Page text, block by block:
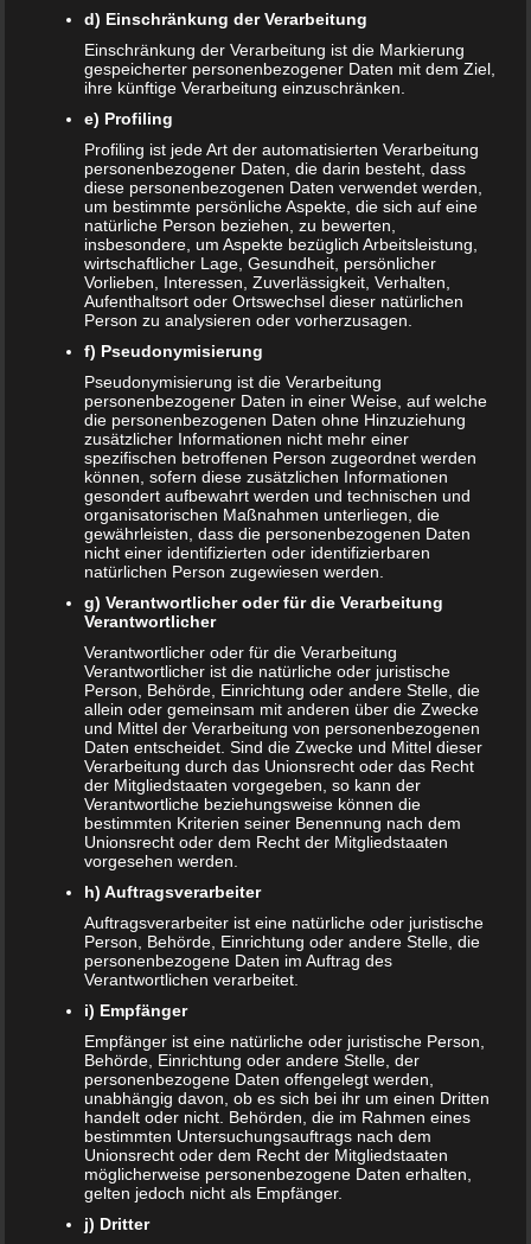
Schwangerschaft – ein kurzer Überblick
7. MAI 2024
Mit einem wachsenden Bauch und einem Herzen voller
Vorfreude beginnt deine Reise durch die faszinierende
Welt der Schwangerschaft. Doch was genau erwartet dich
und vor…
WEITERLESEN...
Schwangerschaft: 1. Trimester
6. MAI 2024
Mit einem winzigen Samenkorn beginnt das große
Abenteuer deiner Schwangerschaft im 1. Trimester. Dein
Körper und dein Baby entwickeln sich in diesen
spannenden Wochen rasant…
d) Einschränkung der Verarbeitung
Einschränkung der Verarbeitung ist die Markierung
gespeicherter personenbezogener Daten mit dem Ziel,
ihre künftige Verarbeitung einzuschränken.
e) Profiling
Profiling ist jede Art der automatisierten Verarbeitung
personenbezogener Daten, die darin besteht, dass
diese personenbezogenen Daten verwendet werden,
um bestimmte persönliche Aspekte, die sich auf eine
natürliche Person beziehen, zu bewerten,
insbesondere, um Aspekte bezüglich Arbeitsleistung,
wirtschaftlicher Lage, Gesundheit, persönlicher
Vorlieben, Interessen, Zuverlässigkeit, Verhalten,
Aufenthaltsort oder Ortswechsel dieser natürlichen
Person zu analysieren oder vorherzusagen.
f) Pseudonymisierung
Pseudonymisierung ist die Verarbeitung
personenbezogener Daten in einer Weise, auf welche
die personenbezogenen Daten ohne Hinzuziehung
zusätzlicher Informationen nicht mehr einer
spezifischen betroffenen Person zugeordnet werden
können, sofern diese zusätzlichen Informationen
gesondert aufbewahrt werden und technischen und
organisatorischen Maßnahmen unterliegen, die
gewährleisten, dass die personenbezogenen Daten
nicht einer identifizierten oder identifizierbaren
natürlichen Person zugewiesen werden.
g) Verantwortlicher oder für die Verarbeitung
Verantwortlicher
Verantwortlicher oder für die Verarbeitung
Verantwortlicher ist die natürliche oder juristische
Person, Behörde, Einrichtung oder andere Stelle, die
allein oder gemeinsam mit anderen über die Zwecke
und Mittel der Verarbeitung von personenbezogenen
Daten entscheidet. Sind die Zwecke und Mittel dieser
Verarbeitung durch das Unionsrecht oder das Recht
der Mitgliedstaaten vorgegeben, so kann der
Verantwortliche beziehungsweise können die
bestimmten Kriterien seiner Benennung nach dem
Unionsrecht oder dem Recht der Mitgliedstaaten
vorgesehen werden.
h) Auftragsverarbeiter
Auftragsverarbeiter ist eine natürliche oder juristische
Person, Behörde, Einrichtung oder andere Stelle, die
personenbezogene Daten im Auftrag des
Verantwortlichen verarbeitet.
i) Empfänger
Empfänger ist eine natürliche oder juristische Person,
Behörde, Einrichtung oder andere Stelle, der
personenbezogene Daten offengelegt werden,
unabhängig davon, ob es sich bei ihr um einen Dritten
handelt oder nicht. Behörden, die im Rahmen eines
bestimmten Untersuchungsauftrags nach dem
Unionsrecht oder dem Recht der Mitgliedstaaten
möglicherweise personenbezogene Daten erhalten,
gelten jedoch nicht als Empfänger.
j) Dritter